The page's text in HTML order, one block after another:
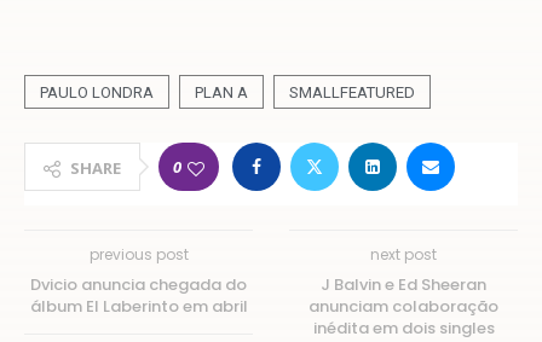
PAULO LONDRA PLAN A SMALLFEATURED
SHARE 0
previous post
Dvicio anuncia chegada do
álbum El Laberinto em abril
next post
J Balvin e Ed Sheeran
anunciam colaboração
inédita em dois singles